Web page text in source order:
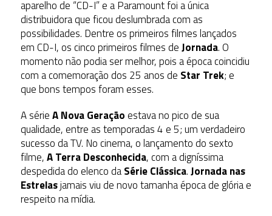
aparelho de “CD-I” e a Paramount foi a única
distribuidora que ficou deslumbrada com as
possibilidades. Dentre os primeiros filmes lançados
em CD-I, os cinco primeiros filmes deJornada. O
momento não podia ser melhor, pois a época coincidiu
com a comemoração dos 25 anos de Star Trek; e
que bons tempos foram esses.
A sérieA Nova Geraçãoestava no pico de sua
qualidade, entre as temporadas 4 e 5; um verdadeiro
sucesso da TV. No cinema, o lançamento do sexto
filme,A Terra Desconhecida, com a digníssima
despedida do elenco daSérie Clássica.Jornada nas
Estrelasjamais viu de novo tamanha época de glória e
respeito na mídia.